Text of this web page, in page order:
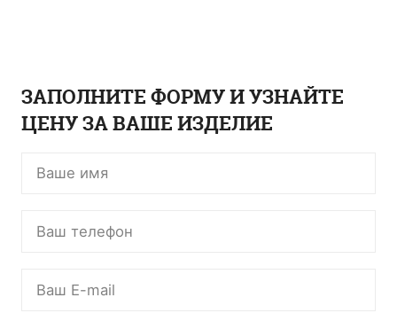
ЗАПОЛНИТЕ ФОРМУ И УЗНАЙТЕ
ЦЕНУ ЗА ВАШЕ ИЗДЕЛИЕ